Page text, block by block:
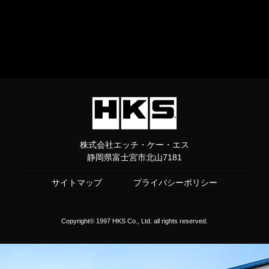
株式会社エッチ・ケー・エス
静岡県富士宮市北山7181
サイトマップ プライバシーポリシー
Copyright© 1997 HKS Co., Ltd. all rights reserved.